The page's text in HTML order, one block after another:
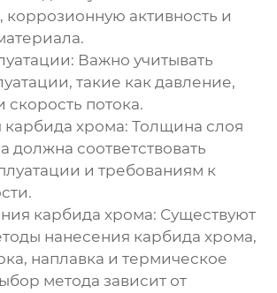
коррозионную активность и
Важно учитывать
такие как давление,
скорость потока.
хрома: Толщина слоя
должна соответствовать
и требованиям к
карбида хрома: Существуют
нанесения карбида хрома,
наплавка и термическое
метода зависит от